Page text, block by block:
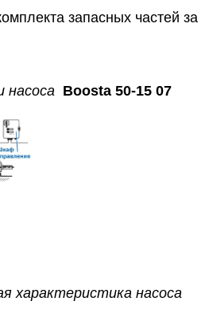
запасных частей за
насоса Boosta 50-15 07
характеристика насоса